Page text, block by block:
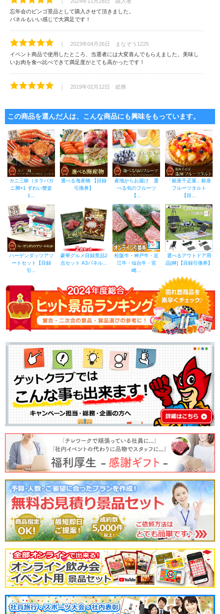
忘年会のビンゴ景品として購入させて頂きました。
パネルもいい感じで大満足です！
｜ 2023年04月26日 まなぞう1225
イベント商品で使用したところ、当選者には大変喜んでもらえました。美味し
いお肉を食べ比べできて満足度がとても高かったです！
｜ 2019年02月12日 総務
｜ 2018年03月30日 桑田和浩
私自身がこのお肉を食べていないのでわかりませんが、当選した方はコンペ会
場で大喜びされてました。
この商品を選んだ人は、こんな商品にも興味をもっています。
カニ三昧（タラバガ
ニ脚×1 ずわい蟹姿
1...
選べる海産物 【目録
引換券】
産地からお届け 選
べる旬のフルーツ
【...
「銀座千疋屋」銀座
フルーツタルト
【目...
ハーゲンダッツアソ
ートセット【目録
引...
豪華グルメ目録景品2
点セット A3パネル...
松阪牛・神戸牛・近
江牛・仙台牛・宮
崎...
選べるアウトドア用
品[林]【目録引換券】